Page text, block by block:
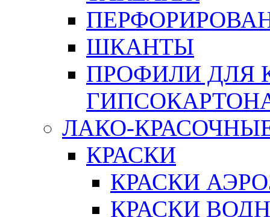
ШКАНТЫ
ПРОФИЛИ ДЛЯ
ЛАКО-
КРАСКИ
КРАСКИ
КРАСКИ